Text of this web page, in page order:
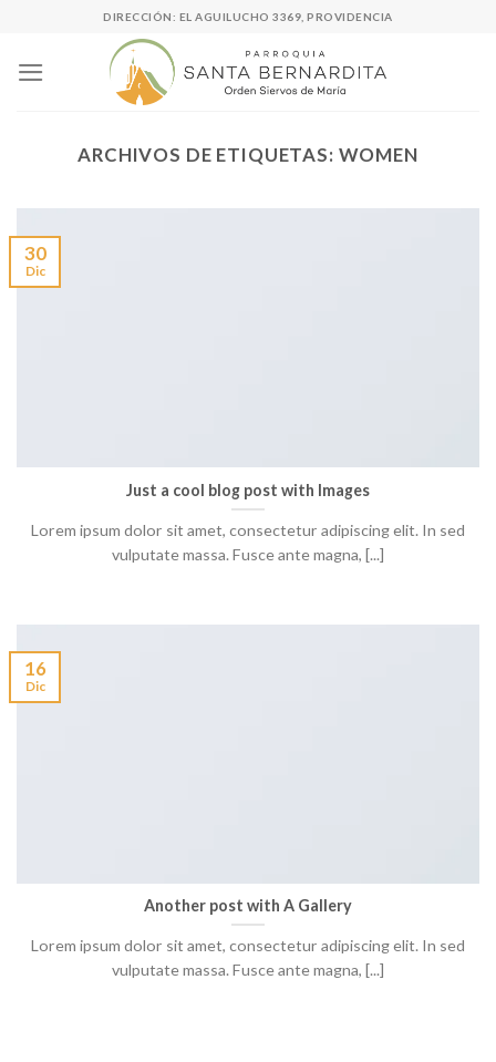
content
DIRECCIÓN: EL AGUILUCHO 3369, PROVIDENCIA
ARCHIVOS DE ETIQUETAS: WOMEN
Just a cool blog post with Images
Lorem ipsum dolor sit amet, consectetur adipiscing elit. In sed
vulputate massa. Fusce ante magna, [...]
30
Dic
Another post with A Gallery
Lorem ipsum dolor sit amet, consectetur adipiscing elit. In sed
vulputate massa. Fusce ante magna, [...]
16
Dic